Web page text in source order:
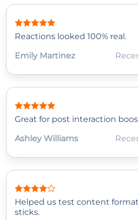
Reactions looked 100% real.
Emily Martinez
Great for post interaction
Ashley Williams
Helped us test content
sticks.